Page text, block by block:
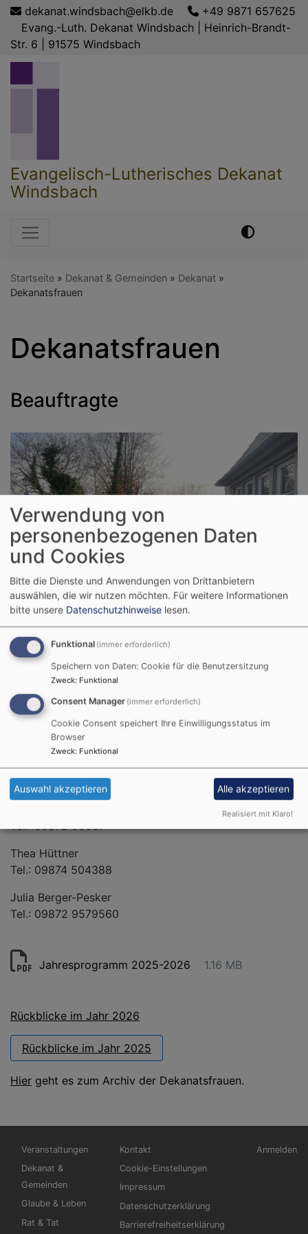
Direkt
Inhalt
dekanat.windsbach@elkb.de
+49 9871 657625
Evang.-Luth. Dekanat Windsbach | Heinrich-Brandt-
Str. 6 | 91575 Windsbach
Evangelisch-Lutherisches Dekanat
Windsbach
Hauptnavigation
Startseite Dekanat & Gemeinden
Dekanat
Dekanatsfrauen
Dekanatsfrauen
Beauftragte
Bildrechte
Von links nach rechts: Julia Berger-Pesker - Elfriede
Hauenstein - Doris Kramer - Lisa Koffler-Leidel - Es fehlt:
Lisa Koffler-Leidel
Tel.: 09872 955362
Elfriede Hauenstein
Tel.: 09874 66042
Tel.: 09872 95887
Thea Hüttner
Tel.: 09874 504388
Julia Berger-Pesker
Tel.: 09872 9579560
Jahresprogramm 2025-2026 1.16 MB
Rückblicke im Jahr 2026
Rückblicke im Jahr 2025
Hier geht es zum Archiv der Dekanatsfrauen.
Hauptnavigation
Veranstaltungen
Dekanat &
Gemeinden
Glaube & Leben
Rat & Tat
Fußbereichsmenü
Kontakt
Cookie-Einstellungen
Impressum
Datenschutzerklärung
Barrierefreiheitserklärung
Anmelden
Verwendung von
personenbezogenen Daten
und Cookies
Bitte die Dienste und Anwendungen von Drittanbietern
auswählen, die wir nutzen möchten. Für weitere Informationen
bitte unsere Datenschutzhinweise lesen.
Funktional (immer erforderlich)
Speichern von Daten: Cookie für die Benutzersitzung
Zweck: Funktional
Consent Manager (immer erforderlich)
Cookie Consent speichert Ihre Einwilligungsstatus im
Browser
Zweck: Funktional
Auswahl akzeptieren Alle akzeptieren
Realisiert mit Klaro!